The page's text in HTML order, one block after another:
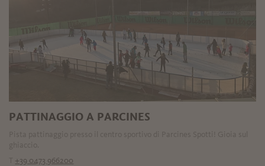
PATTINAGGIO A PARCINES
+39 0473 966200